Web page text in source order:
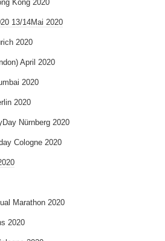
Kong 2020
13/14Mai 2020
2020
April 2020
2020
2020
Nürnberg 2020
Cologne 2020
Marathon 2020
2020